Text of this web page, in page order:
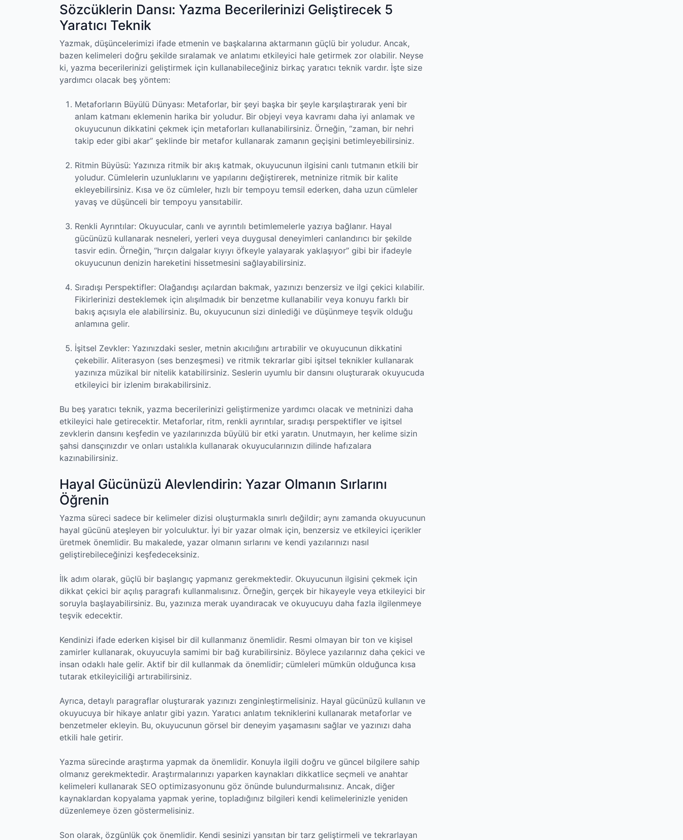
Sözcüklerin Dansı: Yazma Becerilerinizi Geliştirecek 5
Yaratıcı Teknik
Yazmak, düşüncelerimizi ifade etmenin ve başkalarına aktarmanın güçlü bir yoludur. Ancak,
bazen kelimeleri doğru şekilde sıralamak ve anlatımı etkileyici hale getirmek zor olabilir. Neyse
ki, yazma becerilerinizi geliştirmek için kullanabileceğiniz birkaç yaratıcı teknik vardır. İşte size
yardımcı olacak beş yöntem:
Metaforların Büyülü Dünyası: Metaforlar, bir şeyi başka bir şeyle karşılaştırarak yeni bir
anlam katmanı eklemenin harika bir yoludur. Bir objeyi veya kavramı daha iyi anlamak ve
okuyucunun dikkatini çekmek için metaforları kullanabilirsiniz. Örneğin, “zaman, bir nehri
takip eder gibi akar” şeklinde bir metafor kullanarak zamanın geçişini betimleyebilirsiniz.
Ritmin Büyüsü: Yazınıza ritmik bir akış katmak, okuyucunun ilgisini canlı tutmanın etkili bir
yoludur. Cümlelerin uzunluklarını ve yapılarını değiştirerek, metninize ritmik bir kalite
ekleyebilirsiniz. Kısa ve öz cümleler, hızlı bir tempoyu temsil ederken, daha uzun cümleler
yavaş ve düşünceli bir tempoyu yansıtabilir.
Renkli Ayrıntılar: Okuyucular, canlı ve ayrıntılı betimlemelerle yazıya bağlanır. Hayal
gücünüzü kullanarak nesneleri, yerleri veya duygusal deneyimleri canlandırıcı bir şekilde
tasvir edin. Örneğin, “hırçın dalgalar kıyıyı öfkeyle yalayarak yaklaşıyor” gibi bir ifadeyle
okuyucunun denizin hareketini hissetmesini sağlayabilirsiniz.
Sıradışı Perspektifler: Olağandışı açılardan bakmak, yazınızı benzersiz ve ilgi çekici kılabilir.
Fikirlerinizi desteklemek için alışılmadık bir benzetme kullanabilir veya konuyu farklı bir
bakış açısıyla ele alabilirsiniz. Bu, okuyucunun sizi dinlediği ve düşünmeye teşvik olduğu
anlamına gelir.
İşitsel Zevkler: Yazınızdaki sesler, metnin akıcılığını artırabilir ve okuyucunun dikkatini
çekebilir. Aliterasyon (ses benzeşmesi) ve ritmik tekrarlar gibi işitsel teknikler kullanarak
yazınıza müzikal bir nitelik katabilirsiniz. Seslerin uyumlu bir dansını oluşturarak okuyucuda
etkileyici bir izlenim bırakabilirsiniz.
Bu beş yaratıcı teknik, yazma becerilerinizi geliştirmenize yardımcı olacak ve metninizi daha
etkileyici hale getirecektir. Metaforlar, ritm, renkli ayrıntılar, sıradışı perspektifler ve işitsel
zevklerin dansını keşfedin ve yazılarınızda büyülü bir etki yaratın. Unutmayın, her kelime sizin
şahsi dansçınızdır ve onları ustalıkla kullanarak okuyucularınızın dilinde hafızalara
kazınabilirsiniz.
Hayal Gücünüzü Alevlendirin: Yazar Olmanın Sırlarını
Öğrenin
Yazma süreci sadece bir kelimeler dizisi oluşturmakla sınırlı değildir; aynı zamanda okuyucunun
hayal gücünü ateşleyen bir yolculuktur. İyi bir yazar olmak için, benzersiz ve etkileyici içerikler
üretmek önemlidir. Bu makalede, yazar olmanın sırlarını ve kendi yazılarınızı nasıl
geliştirebileceğinizi keşfedeceksiniz.
İlk adım olarak, güçlü bir başlangıç yapmanız gerekmektedir. Okuyucunun ilgisini çekmek için
dikkat çekici bir açılış paragrafı kullanmalısınız. Örneğin, gerçek bir hikayeyle veya etkileyici bir
soruyla başlayabilirsiniz. Bu, yazınıza merak uyandıracak ve okuyucuyu daha fazla ilgilenmeye
teşvik edecektir.
Kendinizi ifade ederken kişisel bir dil kullanmanız önemlidir. Resmi olmayan bir ton ve kişisel
zamirler kullanarak, okuyucuyla samimi bir bağ kurabilirsiniz. Böylece yazılarınız daha çekici ve
insan odaklı hale gelir. Aktif bir dil kullanmak da önemlidir; cümleleri mümkün olduğunca kısa
tutarak etkileyiciliği artırabilirsiniz.
Ayrıca, detaylı paragraflar oluşturarak yazınızı zenginleştirmelisiniz. Hayal gücünüzü kullanın ve
okuyucuya bir hikaye anlatır gibi yazın. Yaratıcı anlatım tekniklerini kullanarak metaforlar ve
benzetmeler ekleyin. Bu, okuyucunun görsel bir deneyim yaşamasını sağlar ve yazınızı daha
etkili hale getirir.
Yazma sürecinde araştırma yapmak da önemlidir. Konuyla ilgili doğru ve güncel bilgilere sahip
olmanız gerekmektedir. Araştırmalarınızı yaparken kaynakları dikkatlice seçmeli ve anahtar
kelimeleri kullanarak SEO optimizasyonunu göz önünde bulundurmalısınız. Ancak, diğer
kaynaklardan kopyalama yapmak yerine, topladığınız bilgileri kendi kelimelerinizle yeniden
düzenlemeye özen göstermelisiniz.
Son olarak, özgünlük çok önemlidir. Kendi sesinizi yansıtan bir tarz geliştirmeli ve tekrarlayan